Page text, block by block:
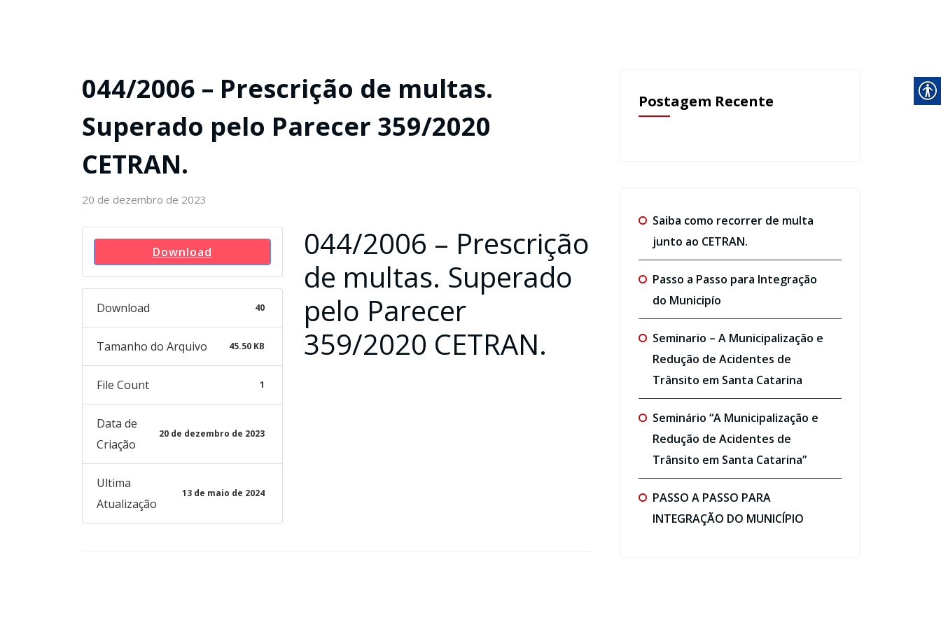
044/2006 – Prescrição de multas.
Superado pelo Parecer 359/2020
CETRAN.
20 de dezembro de 2023
Download
Download 40
Tamanho do Arquivo 45.50 KB
File Count 1
Data de
Criação
20 de dezembro de 2023
Ultima
Atualização
13 de maio de 2024
044/2006 – Prescrição
de multas. Superado
pelo Parecer
359/2020 CETRAN.
Postagem Recente
Saiba como recorrer de multa
junto ao CETRAN.
Passo a Passo para Integração
do Municipío
Seminario – A Municipalização e
Redução de Acidentes de
Trânsito em Santa Catarina
Seminário “A Municipalização e
Redução de Acidentes de
Trânsito em Santa Catarina”
PASSO A PASSO PARA
INTEGRAÇÃO DO MUNICÍPIO